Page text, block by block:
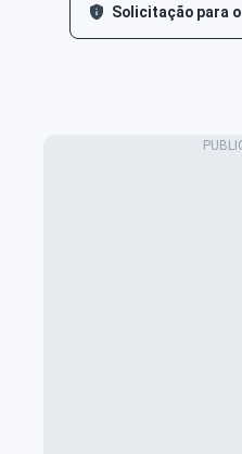
Solicitação para